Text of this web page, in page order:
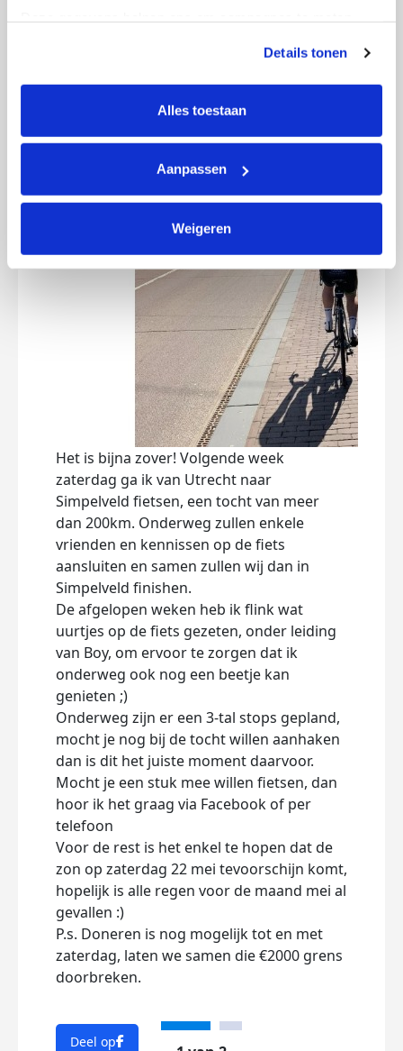
tonen. Je kunt je toestemming op elk moment wijzigen of
intrekken via Cookie instellingen onderaan de pagina. De
lijst met cookies is te vinden in het tabblad “details”.
Details tonen
Alles toestaan
Aanpassen
Weigeren
zondag 16 mei 2021
Het is bijna zover! Volgende week
zaterdag ga ik van Utrecht naar
Simpelveld fietsen, een tocht van meer
dan 200km. Onderweg zullen enkele
vrienden en kennissen op de fiets
aansluiten en samen zullen wij dan in
Simpelveld finishen.
De afgelopen weken heb ik flink wat
uurtjes op de fiets gezeten, onder leiding
van Boy, om ervoor te zorgen dat ik
onderweg ook nog een beetje kan
genieten ;)
Onderweg zijn er een 3-tal stops gepland,
mocht je nog bij de tocht willen aanhaken
dan is dit het juiste moment daarvoor.
Mocht je een stuk mee willen fietsen, dan
hoor ik het graag via Facebook of per
telefoon
Voor de rest is het enkel te hopen dat de
zon op zaterdag 22 mei tevoorschijn komt,
hopelijk is alle regen voor de maand mei al
gevallen :)
P.s. Doneren is nog mogelijk tot en met
zaterdag, laten we samen die €2000 grens
doorbreken.
Deel op